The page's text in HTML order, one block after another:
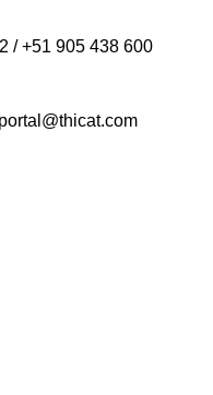
/ +51 905 438 600